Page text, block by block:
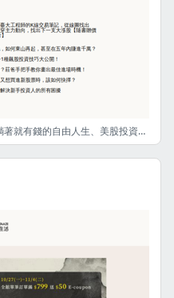
3/2-3/8每日66折：找出飆股穩穩賺、躺著就有錢的自由人生、美股投資大週期......